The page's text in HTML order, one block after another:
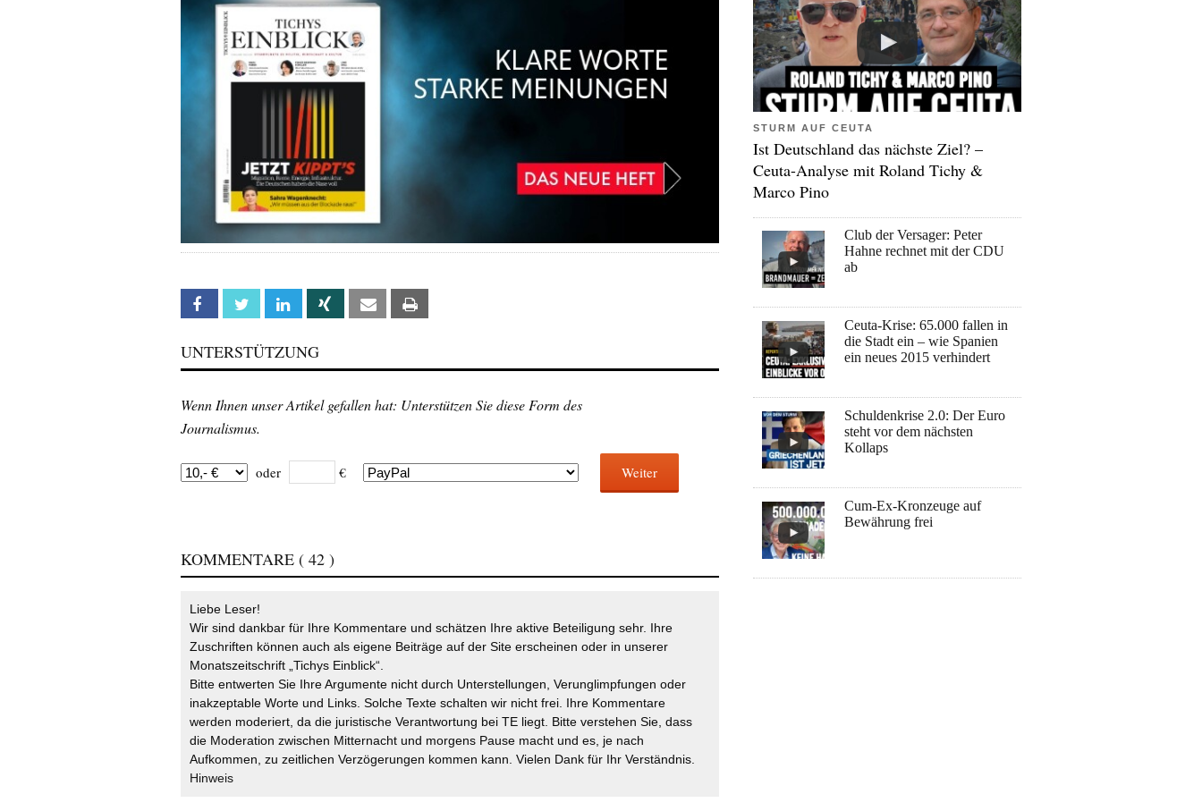
Facebook Twitter Linkedin Xing Email
UNTERSTÜTZUNG
Wenn Ihnen unser Artikel gefallen hat: Unterstützen Sie diese Form des
Journalismus.
oder € Weiter
KOMMENTARE ( 42 )
Liebe Leser!
Wir sind dankbar für Ihre Kommentare und schätzen Ihre aktive Beteiligung sehr. Ihre
Zuschriften können auch als eigene Beiträge auf der Site erscheinen oder in unserer
Monatszeitschrift „Tichys Einblick“.
Bitte entwerten Sie Ihre Argumente nicht durch Unterstellungen, Verunglimpfungen oder
inakzeptable Worte und Links. Solche Texte schalten wir nicht frei. Ihre Kommentare
werden moderiert, da die juristische Verantwortung bei TE liegt. Bitte verstehen Sie, dass
die Moderation zwischen Mitternacht und morgens Pause macht und es, je nach
Aufkommen, zu zeitlichen Verzögerungen kommen kann. Vielen Dank für Ihr Verständnis.
Hinweis
STURM AUF CEUTA
Ist Deutschland das nächste Ziel? –
Ceuta-Analyse mit Roland Tichy &
Marco Pino
Club der Versager: Peter
Hahne rechnet mit der CDU
ab
Ceuta-Krise: 65.000 fallen in
die Stadt ein – wie Spanien
ein neues 2015 verhindert
Schuldenkrise 2.0: Der Euro
steht vor dem nächsten
Kollaps
Cum-Ex-Kronzeuge auf
Bewährung frei